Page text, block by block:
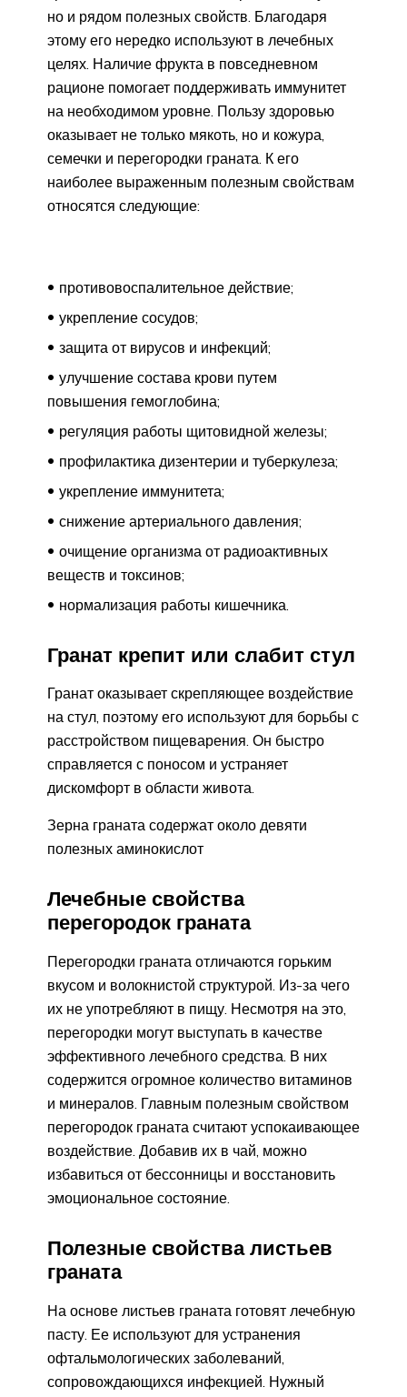
но и рядом полезных свойств. Благодаря
этому его нередко используют в лечебных
целях. Наличие фрукта в повседневном
рационе помогает поддерживать иммунитет
на необходимом уровне. Пользу здоровью
оказывает не только мякоть, но и кожура,
семечки и перегородки граната. К его
наиболее выраженным полезным свойствам
относятся следующие:
противовоспалительное действие;
укрепление сосудов;
защита от вирусов и инфекций;
улучшение состава крови путем
повышения гемоглобина;
регуляция работы щитовидной железы;
профилактика дизентерии и туберкулеза;
укрепление иммунитета;
снижение артериального давления;
очищение организма от радиоактивных
веществ и токсинов;
нормализация работы кишечника.
Гранат крепит или слабит стул
Гранат оказывает скрепляющее воздействие
на стул, поэтому его используют для борьбы с
расстройством пищеварения. Он быстро
справляется с поносом и устраняет
дискомфорт в области живота.
Зерна граната содержат около девяти
полезных аминокислот
Лечебные свойства
перегородок граната
Перегородки граната отличаются горьким
вкусом и волокнистой структурой. Из-за чего
их не употребляют в пищу. Несмотря на это,
перегородки могут выступать в качестве
эффективного лечебного средства. В них
содержится огромное количество витаминов
и минералов. Главным полезным свойством
перегородок граната считают успокаивающее
воздействие. Добавив их в чай, можно
избавиться от бессонницы и восстановить
эмоциональное состояние.
Полезные свойства листьев
граната
На основе листьев граната готовят лечебную
пасту. Ее используют для устранения
офтальмологических заболеваний,
сопровождающихся инфекцией. Нужный